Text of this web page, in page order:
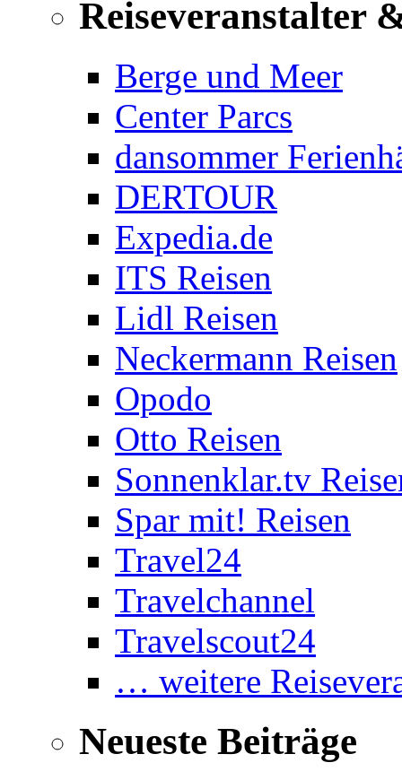
Reiseveranstalter
Berge und Meer
Center Parcs
dansommer
DERTOUR
Expedia.de
ITS Reisen
Lidl Reisen
Neckermann Reisen
Opodo
Otto Reisen
Sonnenklar.tv
Spar mit! Reisen
Travel24
Travelchannel
Travelscout24
… weitere
Neueste Beiträge